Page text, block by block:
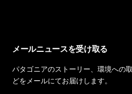
メールニュースを受け取る
パタゴニアのストーリー、環境への
どをメールにてお届けします。